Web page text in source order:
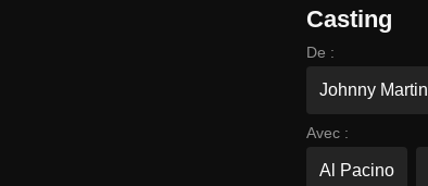
Casting
De :
Johnny Martin
Avec :
Al Pacino